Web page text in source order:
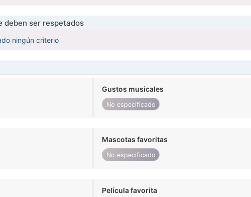
deben ser respetados
ningún criterio
Gustos musicales
No especificado
Mascotas favoritas
No especificado
Película favorita